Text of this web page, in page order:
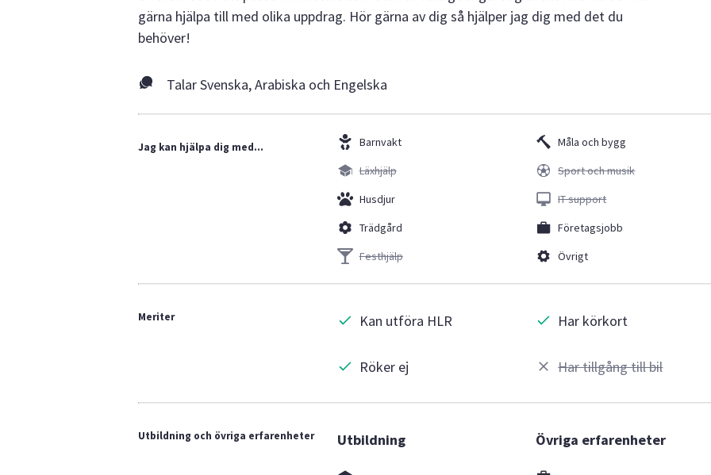
gärna hjälpa till med olika uppdrag. Hör gärna av dig så hjälper jag dig med det du
behöver!
Talar Svenska, Arabiska och Engelska
Jag kan hjälpa dig med...
Barnvakt
Läxhjälp
Husdjur
Trädgård
Festhjälp
Måla och bygg
Sport och musik
IT support
Företagsjobb
Övrigt
Meriter Kan utföra HLR
Röker ej
Har körkort
Har tillgång till bil
Utbildning och övriga erfarenheter Utbildning Övriga erfarenheter